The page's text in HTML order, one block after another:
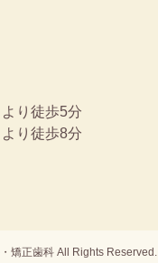
り徒歩5分
り徒歩8分
矯正歯科 All Rights Reserved.